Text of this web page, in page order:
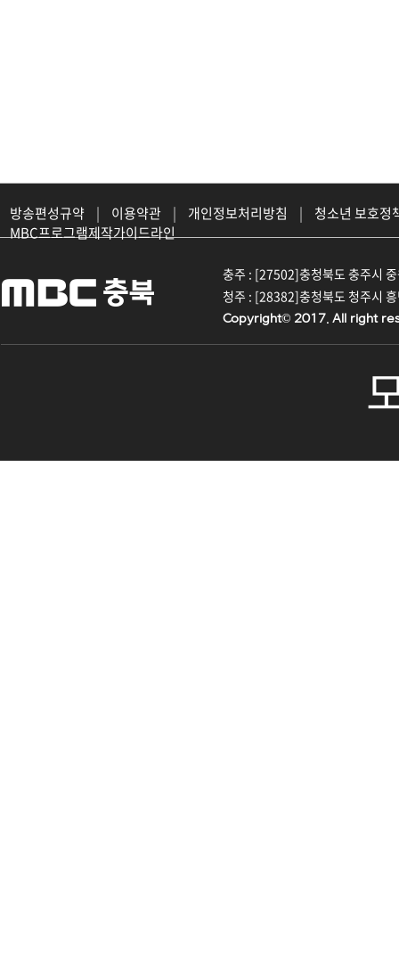
방송편성규약 | 이용약관 | 개인정보처리방침 |
청소년 보호정
MBC프로그램제작가이드라인
충주 : [27502]충청북도 충주시
청주 : [28382]충청북도 청주시
Copyright© 2017. All right